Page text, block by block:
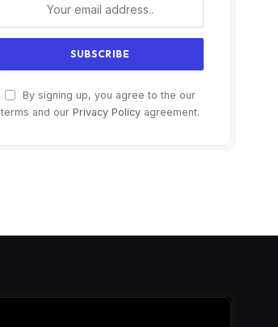
By signing up, you agree to the our
terms and our Privacy Policy agreement.